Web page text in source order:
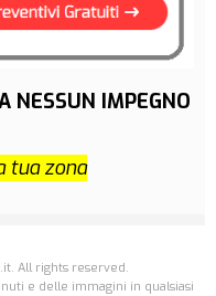
NESSUN IMPEGNO
tua zona
All rights reserved.
e delle immagini in qualsiasi